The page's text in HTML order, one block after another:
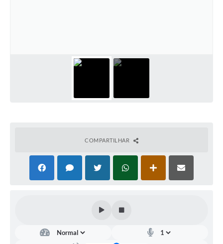
COMPARTILHAR